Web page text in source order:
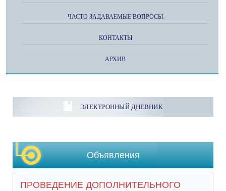
ЧАСТО ЗАДАВАЕМЫЕ ВОПРОСЫ
КОНТАКТЫ
АРХИВ
ЭЛЕКТРОННЫЙ ДНЕВНИК
Объявления
ПРОВЕДЕНИЕ ДОПОЛНИТЕЛЬНОГО